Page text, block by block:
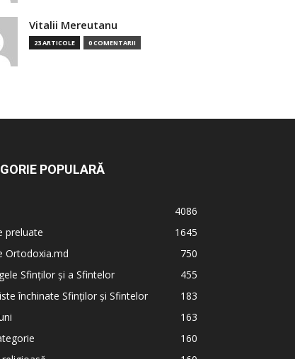
Vitalii Mereutanu
23 ARTICOLE 0 COMENTARII
POPULARĂ
4086
preluate
1645
Ortodoxia.md
750
Sfinților și a Sfintelor
455
închinate Sfinților și Sfintelor
183
163
160